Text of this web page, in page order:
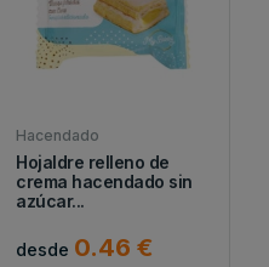
Hacendado
Hojaldre relleno de
crema hacendado sin
azúcar...
desde 0.46 €